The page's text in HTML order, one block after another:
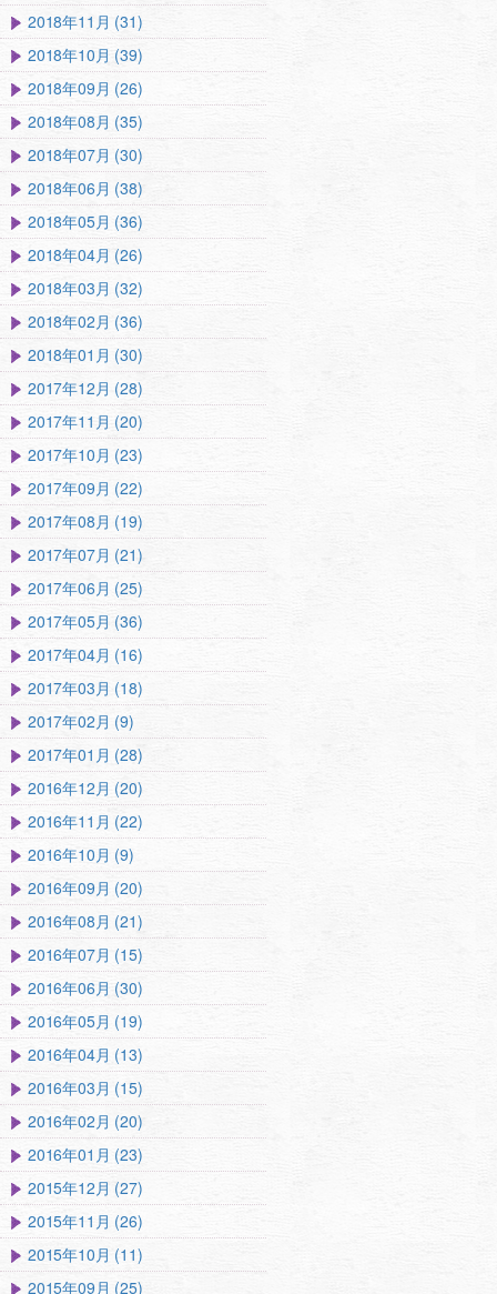
2018年11月 (31)
2018年10月 (39)
2018年09月 (26)
2018年08月 (35)
2018年07月 (30)
2018年06月 (38)
2018年05月 (36)
2018年04月 (26)
2018年03月 (32)
2018年02月 (36)
2018年01月 (30)
2017年12月 (28)
2017年11月 (20)
2017年10月 (23)
2017年09月 (22)
2017年08月 (19)
2017年07月 (21)
2017年06月 (25)
2017年05月 (36)
2017年04月 (16)
2017年03月 (18)
2017年02月 (9)
2017年01月 (28)
2016年12月 (20)
2016年11月 (22)
2016年10月 (9)
2016年09月 (20)
2016年08月 (21)
2016年07月 (15)
2016年06月 (30)
2016年05月 (19)
2016年04月 (13)
2016年03月 (15)
2016年02月 (20)
2016年01月 (23)
2015年12月 (27)
2015年11月 (26)
2015年10月 (11)
2015年09月 (25)